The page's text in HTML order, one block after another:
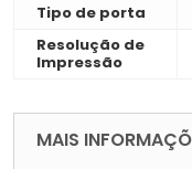
Tipo de porta
Resolução de
Impressão
MAIS